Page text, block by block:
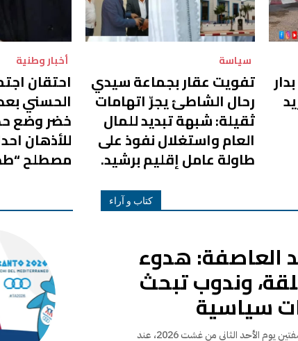
سياسة
تفويت عقار بجماعة سيدي
رحال الشاطئ يجرّ اتهامات
ثقيلة: شبهة تبديد للمال
العام واستغلال نفوذ على
طاولة عامل إقليم برشيد.
أخبار وطنية
احتقان
الحسني
خضر وضع
للأذهان
مصطلح
كتاب و آراء
العاصفة: هدوء
وندوب تبحث
سياسية
ياسين حجي صراع الروايات بين ضفتين يوم الأحد الثاني من غشت 2026، عند